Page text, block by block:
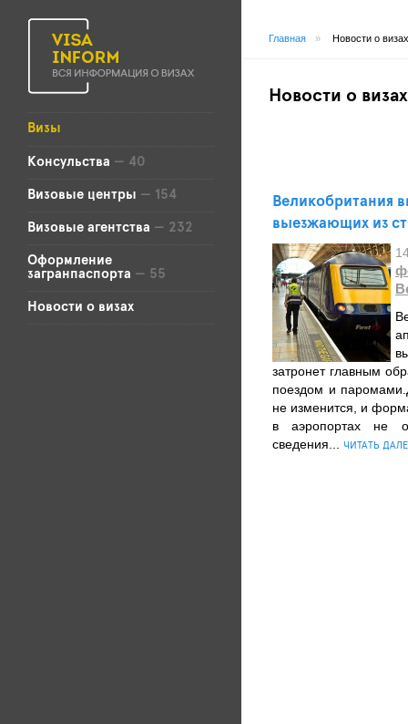
Визы
Консульства — 40
Визовые центры — 154
Визовые агентства — 232
Оформление
загранпаспорта — 55
Новости о визах
Главная » Новости о визах
Новости о визах
Великобритания
выезжающих из
затронет главным
поездом и
не изменится, и
в аэропортах не
сведения...
ЧИТАТЬ